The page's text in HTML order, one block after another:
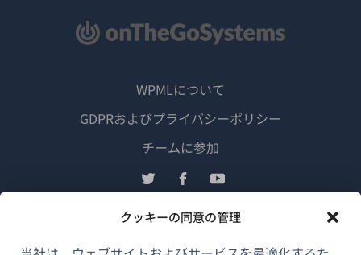
クッキーの同意の管理
WPMLについて
GDPRおよびプライバシーポリシー
チームに参加
し
い
ウ
（新
い
（新
い
（新
い